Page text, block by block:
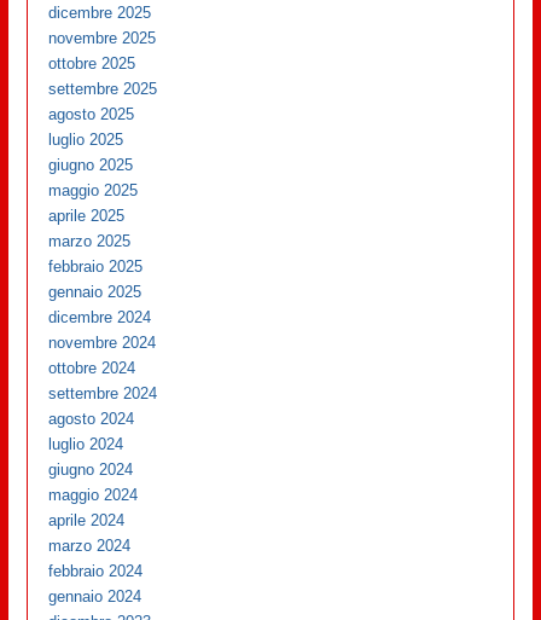
dicembre 2025
novembre 2025
ottobre 2025
settembre 2025
agosto 2025
luglio 2025
giugno 2025
maggio 2025
aprile 2025
marzo 2025
febbraio 2025
gennaio 2025
dicembre 2024
novembre 2024
ottobre 2024
settembre 2024
agosto 2024
luglio 2024
giugno 2024
maggio 2024
aprile 2024
marzo 2024
febbraio 2024
gennaio 2024